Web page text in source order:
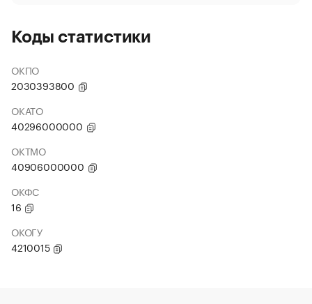
Коды статистики
ОКПО
2030393800
ОКАТО
40296000000
ОКТМО
40906000000
ОКФС
16
ОКОГУ
4210015